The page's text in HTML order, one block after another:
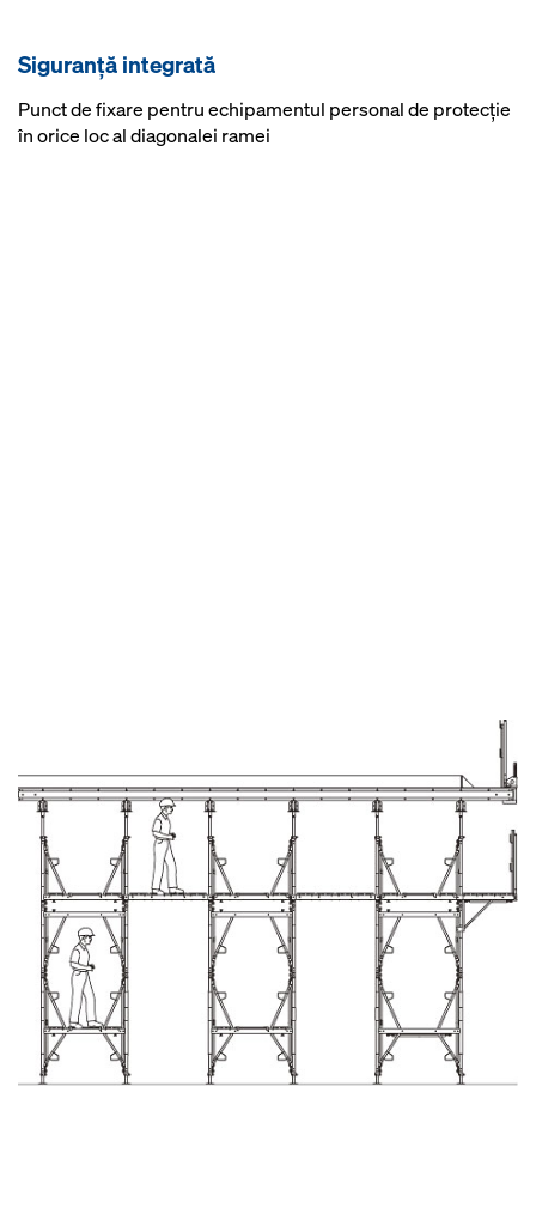
Siguranţă integrată
Punct de fixare pentru echipamentul personal de protecţie
în orice loc al diagonalei ramei